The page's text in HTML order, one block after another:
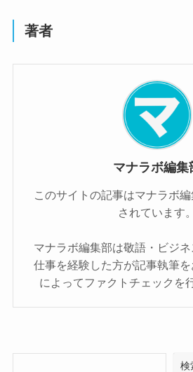
著者
マナラボ編集
このサイトの記事はマナラボ
されています。
マナラボ編集部は敬語・ビジ
仕事を経験した方が記事執筆
によってファクトチェックを
検